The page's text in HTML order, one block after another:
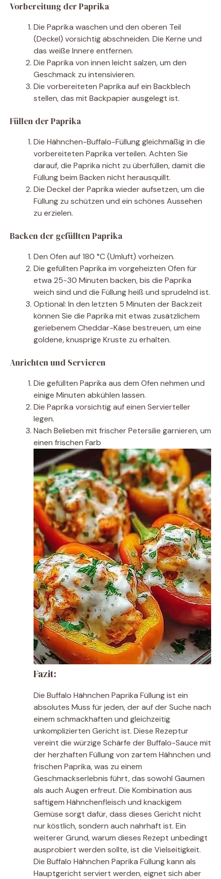
Vorbereitung der Paprika
Die Paprika waschen und den oberen Teil
(Deckel) vorsichtig abschneiden. Die Kerne und
das weiße Innere entfernen.
Die Paprika von innen leicht salzen, um den
Geschmack zu intensivieren.
Die vorbereiteten Paprika auf ein Backblech
stellen, das mit Backpapier ausgelegt ist.
Füllen der Paprika
Die Hähnchen-Buffalo-Füllung gleichmäßig in die
vorbereiteten Paprika verteilen. Achten Sie
darauf, die Paprika nicht zu überfüllen, damit die
Füllung beim Backen nicht herausquillt.
Die Deckel der Paprika wieder aufsetzen, um die
Füllung zu schützen und ein schönes Aussehen
zu erzielen.
Backen der gefüllten Paprika
Den Ofen auf 180 °C (Umluft) vorheizen.
Die gefüllten Paprika im vorgeheizten Ofen für
etwa 25-30 Minuten backen, bis die Paprika
weich sind und die Füllung heiß und sprudelnd ist.
Optional: In den letzten 5 Minuten der Backzeit
können Sie die Paprika mit etwas zusätzlichem
geriebenem Cheddar-Käse bestreuen, um eine
goldene, knusprige Kruste zu erhalten.
Anrichten und Servieren
Die gefüllten Paprika aus dem Ofen nehmen und
einige Minuten abkühlen lassen.
Die Paprika vorsichtig auf einen Servierteller
legen.
Nach Belieben mit frischer Petersilie garnieren, um
einen frischen Farb
Fazit:
Die Buffalo Hähnchen Paprika Füllung ist ein
absolutes Muss für jeden, der auf der Suche nach
einem schmackhaften und gleichzeitig
unkomplizierten Gericht ist. Diese Rezeptur
vereint die würzige Schärfe der Buffalo-Sauce mit
der herzhaften Füllung von zartem Hähnchen und
frischen Paprika, was zu einem
Geschmackserlebnis führt, das sowohl Gaumen
als auch Augen erfreut. Die Kombination aus
saftigem Hähnchenfleisch und knackigem
Gemüse sorgt dafür, dass dieses Gericht nicht
nur köstlich, sondern auch nahrhaft ist. Ein
weiterer Grund, warum dieses Rezept unbedingt
ausprobiert werden sollte, ist die Vielseitigkeit.
Die Buffalo Hähnchen Paprika Füllung kann als
Hauptgericht serviert werden, eignet sich aber